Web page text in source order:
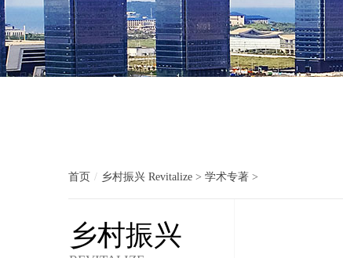
首页 乡村振兴 Revitalize > 学术专著 >
乡村振兴